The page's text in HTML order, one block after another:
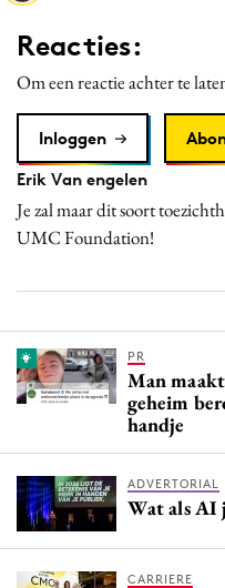
Reacties:
Om een reactie achter te
Inloggen
Erik Van engelen
Je zal maar dit soort
UMC Foundation!
PR
Man
geheim
handje
ADVERTORIAL
Wat als AI
CARRIERE